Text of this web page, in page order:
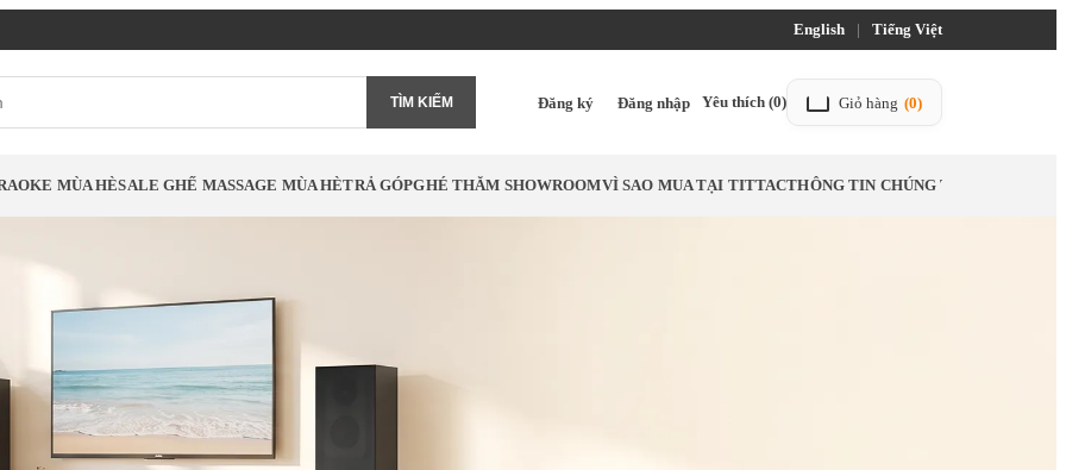
English | Tiếng Việt
TÌM KIẾM Đăng ký Đăng nhập Yêu thích (0) Giỏ hàng (0)
MÙA HÈSALE GHẾ MASSAGE MÙA HÈTRẢ GÓPGHÉ THĂM SHOWROOMVÌ SAO MUA TẠI TITTACTHÔNG TIN CHÚNG TÔI